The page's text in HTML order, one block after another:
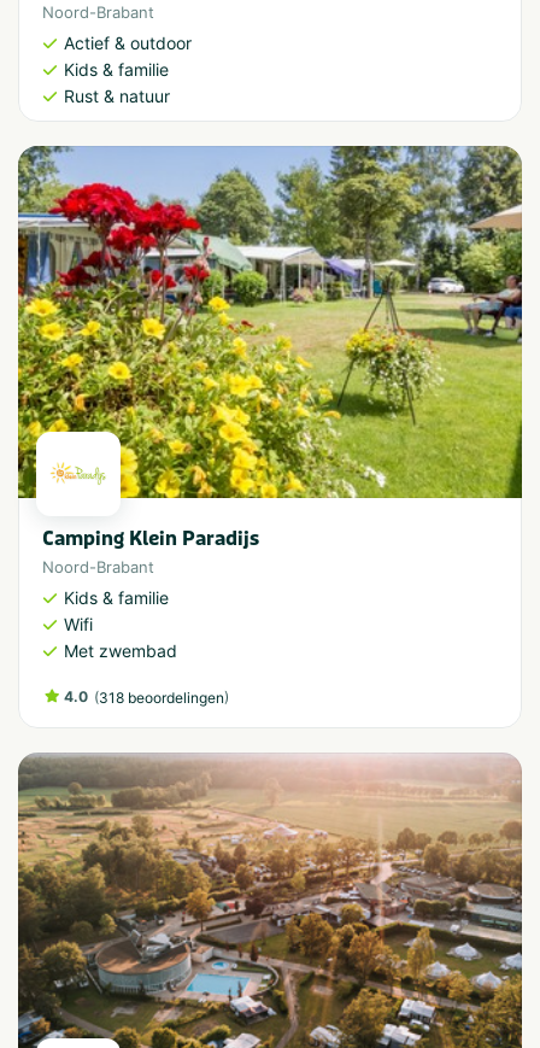
Noord-Brabant
Actief & outdoor
Kids & familie
Rust & natuur
Camping Klein Paradijs
Noord-Brabant
Kids & familie
Wifi
Met zwembad
4.0 (318 beoordelingen)